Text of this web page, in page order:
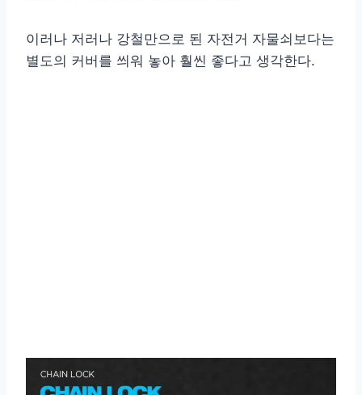
이러나 저러나 강철만으로 된 자전거 자물쇠보다는
별도의 커버를 씌워 놓아 훨씬 좋다고 생각한다.